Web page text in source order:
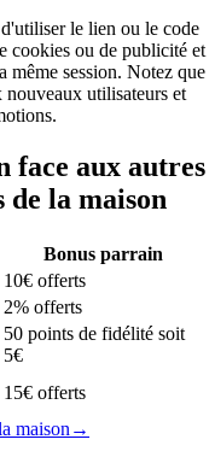
le lien ou le code
cookies ou de publicité et
même session. Notez que
nouveaux utilisateurs et
face aux autres
de la maison
Bonus parrain
10€ offerts
2% offerts
50 points de fidélité soit
5€
15€ offerts
maison →